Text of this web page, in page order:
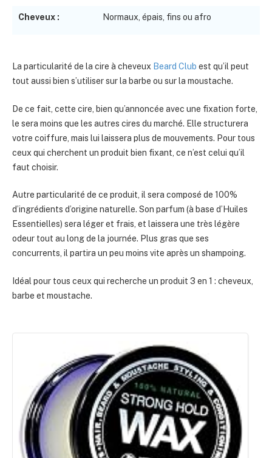
Cheveux : Normaux, épais, fins ou afro
La particularité de la cire à cheveux Beard Club est qu’il peut
tout aussi bien s’utiliser sur la barbe ou sur la moustache.
De ce fait, cette cire, bien qu’annoncée avec une fixation forte,
le sera moins que les autres cires du marché. Elle structurera
votre coiffure, mais lui laissera plus de mouvements. Pour tous
ceux qui cherchent un produit bien fixant, ce n’est celui qu’il
faut choisir.
Autre particularité de ce produit, il sera composé de 100%
d’ingrédients d’origine naturelle. Son parfum (à base d’Huiles
Essentielles) sera léger et frais, et laissera une très légère
odeur tout au long de la journée. Plus gras que ses
concurrents, il partira un peu moins vite après un shampoing.
Idéal pour tous ceux qui recherche un produit 3 en 1 : cheveux,
barbe et moustache.